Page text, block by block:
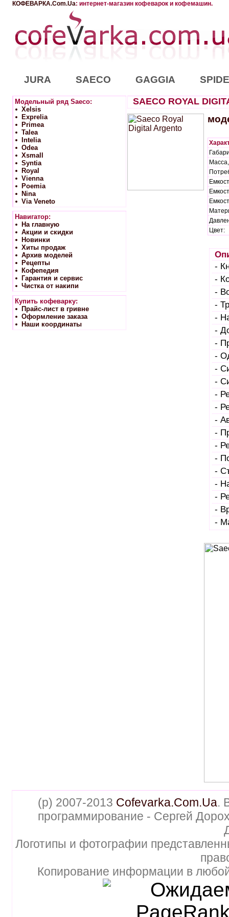
КОФЕВАРКА.Com.Ua: интернет-магазин кофеварок и кофемашин.
JURA SAECO GAGGIA
Модельный ряд Saeco:
Xelsis
Exprelia
Primea
Talea
Intelia
Odea
Xsmall
Syntia
Royal
Vienna
Poemia
Nina
Via Veneto
Навигатор:
На главную
Акции и скидки
Новинки
Хиты продаж
Архив моделей
Рецепты
Кофепедия
Гарантия и сервис
Чистка от накипи
Купить кофеварку:
Прайс-лист в гривне
Оформление заказа
Наши координаты
SAECO ROYAL
Масса,
Цвет:
-
-
-
-
-
-
-
-
-
-
-
-
-
-
-
-
-
-
-
-
-
(p) 2007-2013 Cofevarka.Com.Ua.
программирование - Сергей
Логотипы и фотографии
Копирование информации в